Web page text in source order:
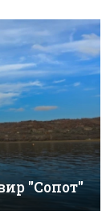
"Сопот"